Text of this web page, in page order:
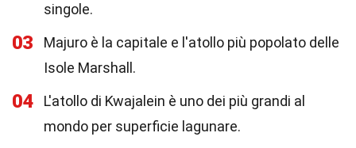
singole.
03
Majuro è la capitale e l'atollo più popolato delle
Isole Marshall.
04
L'atollo di Kwajalein è uno dei più grandi al
mondo per superficie lagunare.